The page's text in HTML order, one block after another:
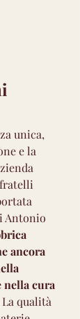
unica,
e la
Antonio
ancora
cura
La qualità